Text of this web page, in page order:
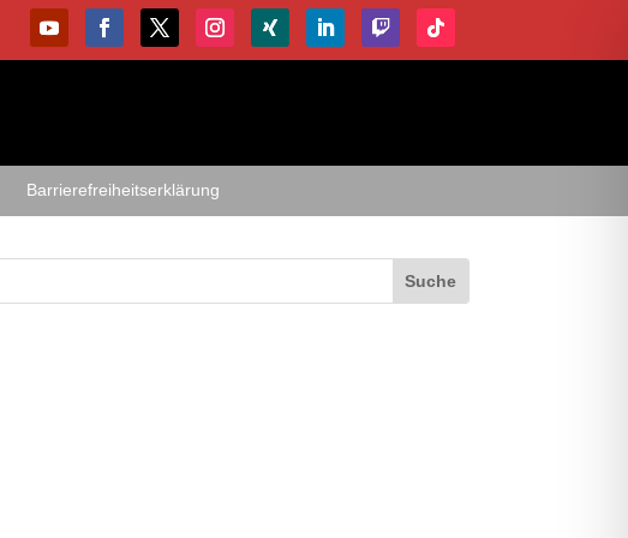
Barrierefreiheitserklärung